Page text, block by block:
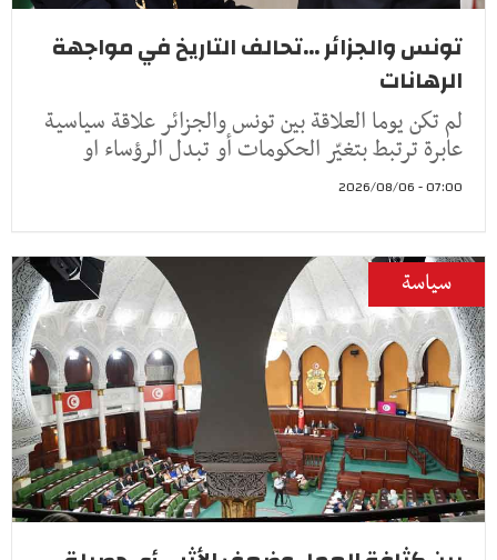
تونس والجزائر ...تحالف التاريخ في مواجهة
الرهانات
لم تكن يوما العلاقة بين تونس والجزائر علاقة سياسية
عابرة ترتبط بتغيّر الحكومات أو تبدل الرؤساء او
07:00 - 2026/08/06
سياسة